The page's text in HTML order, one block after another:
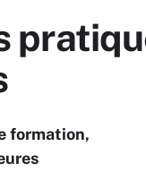
formation,